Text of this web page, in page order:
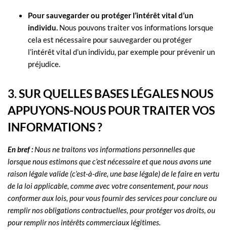
Pour sauvegarder ou protéger l’intérêt vital d’un
individu. Nous pouvons traiter vos informations lorsque
cela est nécessaire pour sauvegarder ou protéger
l’intérêt vital d’un individu, par exemple pour prévenir un
préjudice.
3. SUR QUELLES BASES LÉGALES NOUS
APPUYONS-NOUS POUR TRAITER VOS
INFORMATIONS ?
En bref :Nous ne traitons vos informations personnelles que
lorsque nous estimons que c’est nécessaire et que nous avons une
raison légale valide (c’est-à-dire, une base légale) de le faire en vertu
de la loi applicable, comme avec votre consentement, pour nous
conformer aux lois, pour vous fournir des services pour conclure ou
remplirnos obligations contractuelles, pour protéger vos droits, ou
pourremplirnos intérêts commerciaux légitimes.